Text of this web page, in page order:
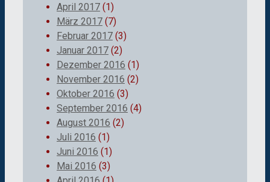
April 2017 (1)
März 2017 (7)
Februar 2017 (3)
Januar 2017 (2)
Dezember 2016 (1)
November 2016 (2)
Oktober 2016 (3)
September 2016 (4)
August 2016 (2)
Juli 2016 (1)
Juni 2016 (1)
Mai 2016 (3)